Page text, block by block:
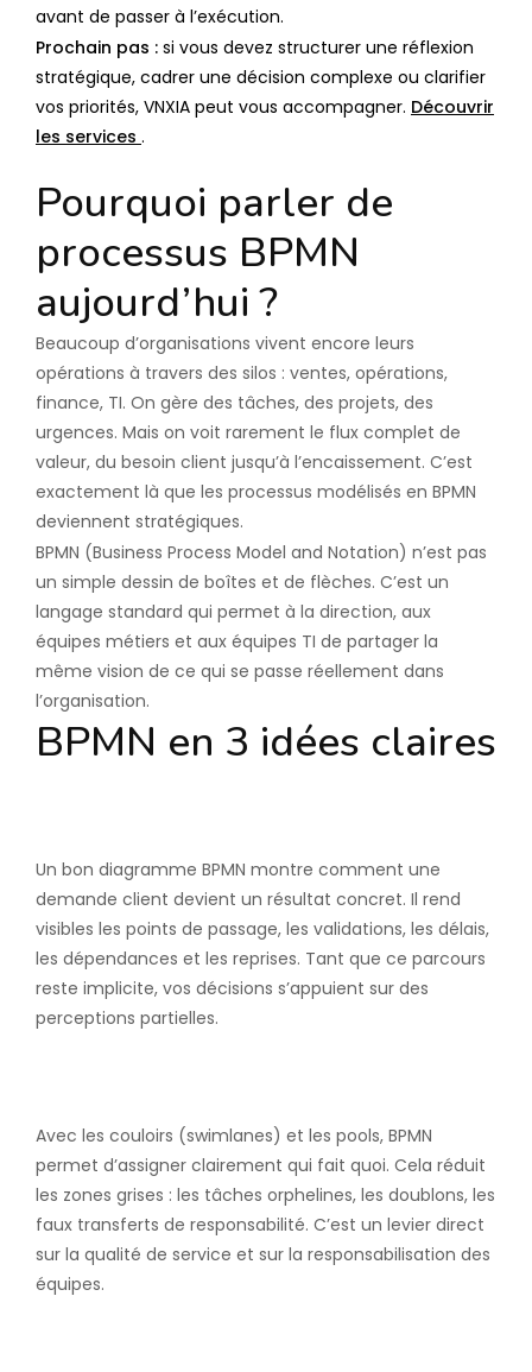
avant de passer à l’exécution.
Prochain pas : si vous devez structurer une réflexion
stratégique, cadrer une décision complexe ou clarifier
vos priorités, VNXIA peut vous accompagner. Découvrir
les services .
Pourquoi parler de
processus BPMN
aujourd’hui ?
Beaucoup d’organisations vivent encore leurs
opérations à travers des silos : ventes, opérations,
finance, TI. On gère des tâches, des projets, des
urgences. Mais on voit rarement le flux complet de
valeur, du besoin client jusqu’à l’encaissement. C’est
exactement là que les processus modélisés en BPMN
deviennent stratégiques.
BPMN (Business Process Model and Notation) n’est pas
un simple dessin de boîtes et de flèches. C’est un
langage standard qui permet à la direction, aux
équipes métiers et aux équipes TI de partager la
même vision de ce qui se passe réellement dans
l’organisation.
BPMN en 3 idées claires
Un bon diagramme BPMN montre comment une
demande client devient un résultat concret. Il rend
visibles les points de passage, les validations, les délais,
les dépendances et les reprises. Tant que ce parcours
reste implicite, vos décisions s’appuient sur des
perceptions partielles.
Avec les couloirs (swimlanes) et les pools, BPMN
permet d’assigner clairement qui fait quoi. Cela réduit
les zones grises : les tâches orphelines, les doublons, les
faux transferts de responsabilité. C’est un levier direct
sur la qualité de service et sur la responsabilisation des
équipes.